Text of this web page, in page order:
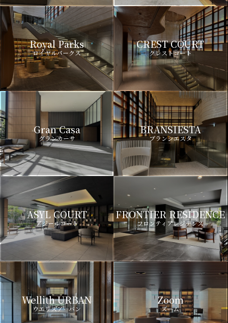
Royal Parks
ロイヤルパークス
CREST COURT
クレストコート
Gran Casa
グランカーサ
BRANSIESTA
ブランシエスタ
ASYL COURT
アジールコート
FRONTIER RESIDENCE
フロンティアレジデンス
Wellith URBAN
ウエリスアーバン
Zoom
ズーム